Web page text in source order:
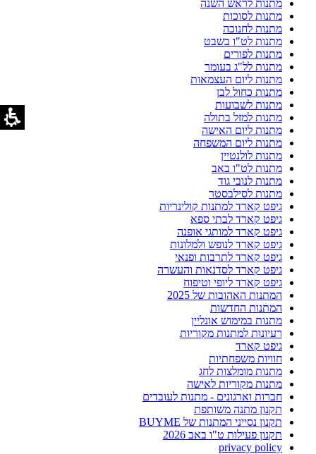
מתנות לראש השנה
מתנות לסוכות
מתנות לחנוכה
מתנות לט"ו בשבט
מתנות לפורים
מתנות לל"ג בעומר
מתנות ליום העצמאות
מתנות כחול לבן
מתנות לשבועות
מתנות למזל בתולה
מתנות ליום האישה
מתנות ליום המשפחה
מתנות לולנטיין
מתנות לט"ו באב
מתנות לנובי גוד
מתנות לסילבסטר
גיפט קארד למתנות קולינריות
גיפט קארד לבתי ספא
גיפט קארד למותגי אופנה
גיפט קארד לנופש ולמלונות
גיפט קארד לתרבות ופנאי
גיפט קארד לסדנאות והעשרה
גיפט קארד ליופי וטיפוח
המתנות האהובות של 2025
המתנות החדשות
מתנות במימוש אונליין
רעיונות למתנות מקוריות
גיפט קארד
חוויות משפחתיות
מתנות מומלצות לחג
מתנות מקוריות לאישה
חברות וארגונים - מתנות לעובדים
תקנון מתנה משותפת
תקנון נסייני המתנות של BUYME
תקנון פעילות ט"ו באב 2026
privacy policy